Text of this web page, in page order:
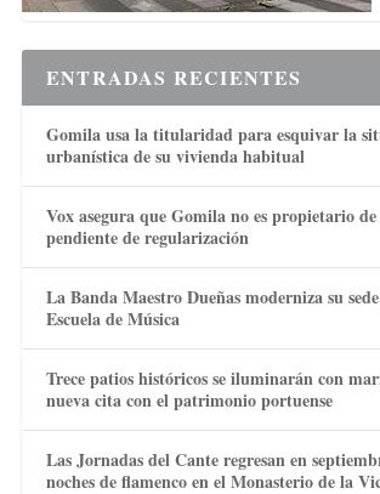
ENTRADAS RECIENTES
Gomila usa la titularidad para esquivar la
urbanística de su vivienda habitual
Vox asegura que Gomila no es propietario
pendiente de regularización
La Banda Maestro Dueñas moderniza su
Escuela de Música
Trece patios históricos se iluminarán con
nueva cita con el patrimonio portuense
Las Jornadas del Cante regresan en
noches de flamenco en el Monasterio de la